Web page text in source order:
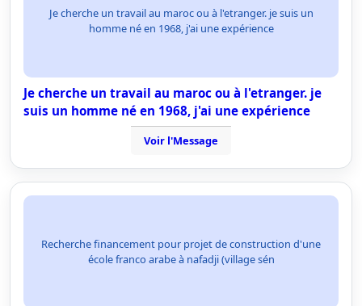
Je cherche un travail au maroc ou à l'etranger. je suis un
homme né en 1968, j'ai une expérience
Je cherche un travail au maroc ou à l'etranger. je
suis un homme né en 1968, j'ai une expérience
Voir l'Message
Recherche financement pour projet de construction d'une
école franco arabe à nafadji (village sén